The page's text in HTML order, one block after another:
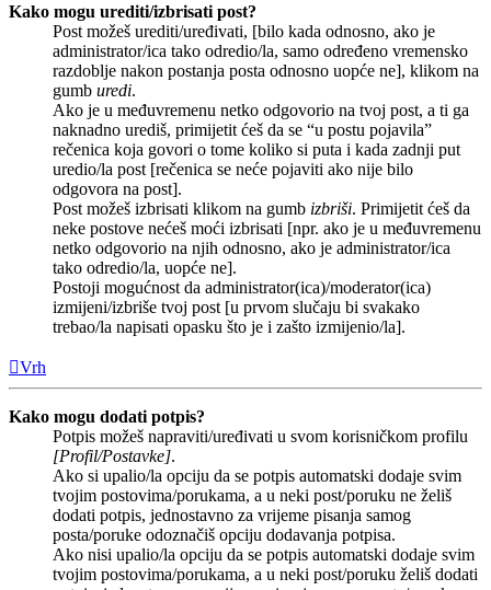
Kako mogu urediti/izbrisati post?
Post možeš urediti/uređivati, [bilo kada odnosno, ako je
administrator/ica tako odredio/la, samo određeno vremensko
razdoblje nakon postanja posta odnosno uopće ne], klikom na
gumb uredi.
Ako je u međuvremenu netko odgovorio na tvoj post, a ti ga
naknadno urediš, primijetit ćeš da se “u postu pojavila”
rečenica koja govori o tome koliko si puta i kada zadnji put
uredio/la post [rečenica se neće pojaviti ako nije bilo
odgovora na post].
Post možeš izbrisati klikom na gumb izbriši. Primijetit ćeš da
neke postove nećeš moći izbrisati [npr. ako je u međuvremenu
netko odgovorio na njih odnosno, ako je administrator/ica
tako odredio/la, uopće ne].
Postoji mogućnost da administrator(ica)/moderator(ica)
izmijeni/izbriše tvoj post [u prvom slučaju bi svakako
trebao/la napisati opasku što je i zašto izmijenio/la].
Vrh
Kako mogu dodati potpis?
Potpis možeš napraviti/uređivati u svom korisničkom profilu
[Profil/Postavke].
Ako si upalio/la opciju da se potpis automatski dodaje svim
tvojim postovima/porukama, a u neki post/poruku ne želiš
dodati potpis, jednostavno za vrijeme pisanja samog
posta/poruke odoznačiš opciju dodavanja potpisa.
Ako nisi upalio/la opciju da se potpis automatski dodaje svim
tvojim postovima/porukama, a u neki post/poruku želiš dodati